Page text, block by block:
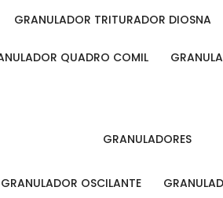
GRANULADOR TRITURADOR DIOSNA
QUADRO COMIL
GRANULADORES
GRANULADOR OSCILANTE